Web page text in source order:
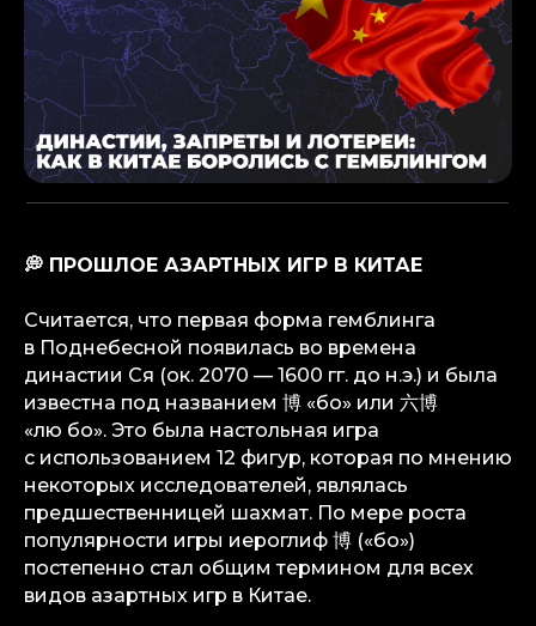
💭 ПРОШЛОЕ АЗАРТНЫХ ИГР В КИТАЕ
Считается, что первая форма гемблинга
в Поднебесной появилась во времена
династии Ся (ок. 2070 — 1600 гг. до н.э.) и была
известна под названием 博 «бо» или 六博
«лю бо». Это была настольная игра
с использованием 12 фигур, которая по мнению
некоторых исследователей, являлась
предшественницей шахмат. По мере роста
популярности игры иероглиф 博 («бо»)
постепенно стал общим термином для всех
видов азартных игр в Китае.